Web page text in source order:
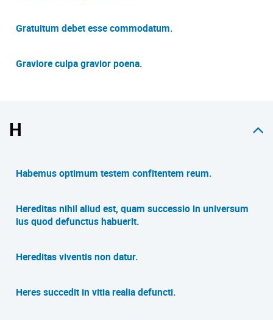
Gratuitum debet esse commodatum.
Graviore culpa gravior poena.
H
Habemus optimum testem confitentem reum.
Hereditas nihil aliud est, quam successio in universum
ius quod defunctus habuerit.
Hereditas viventis non datur.
Heres succedit in vitia realia defuncti.